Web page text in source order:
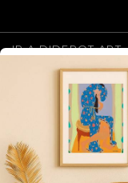
IR A DIDEROT.ART
Descubrí